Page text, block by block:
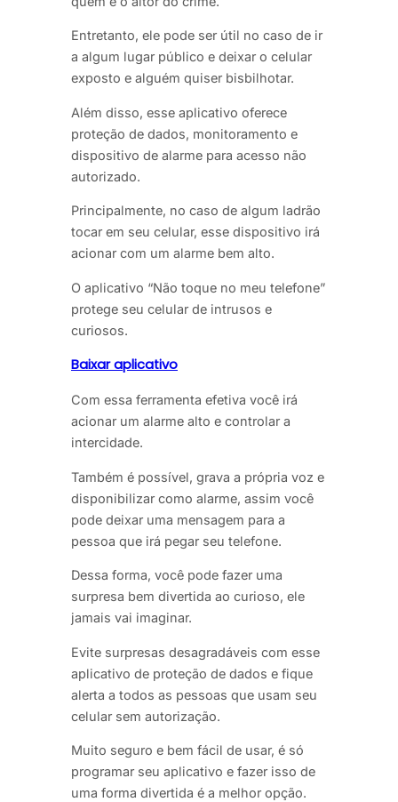
Entretanto, ele pode ser útil no caso de ir
a algum lugar público e deixar o celular
exposto e alguém quiser bisbilhotar.
Além disso, esse aplicativo oferece
proteção de dados, monitoramento e
dispositivo de alarme para acesso não
autorizado.
Principalmente, no caso de algum ladrão
tocar em seu celular, esse dispositivo irá
acionar com um alarme bem alto.
O aplicativo “Não toque no meu telefone”
protege seu celular de intrusos e
curiosos.
Baixar aplicativo
Com essa ferramenta efetiva você irá
acionar um alarme alto e controlar a
intercidade.
Também é possível, grava a própria voz e
disponibilizar como alarme, assim você
pode deixar uma mensagem para a
pessoa que irá pegar seu telefone.
Dessa forma, você pode fazer uma
surpresa bem divertida ao curioso, ele
jamais vai imaginar.
Evite surpresas desagradáveis com esse
aplicativo de proteção de dados e fique
alerta a todos as pessoas que usam seu
celular sem autorização.
Muito seguro e bem fácil de usar, é só
programar seu aplicativo e fazer isso de
uma forma divertida é a melhor opção.